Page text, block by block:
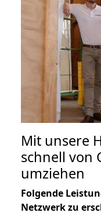
Mit unsere
schnell von
umziehen
Folgende
Netzwerk zu